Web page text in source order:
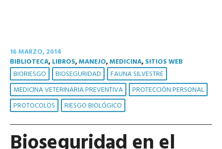
16 MARZO, 2014
BIBLIOTECA,LIBROS,MANEJO,MEDICINA,SITIOS WEB
BIORIESGO BIOSEGURIDAD
FAUNA SILVESTRE
MEDICINA VETERINARIA PREVENTIVA
PROTECCIÓN PERSONAL
PROTOCOLOS
RIESGO BIOLÓGICO